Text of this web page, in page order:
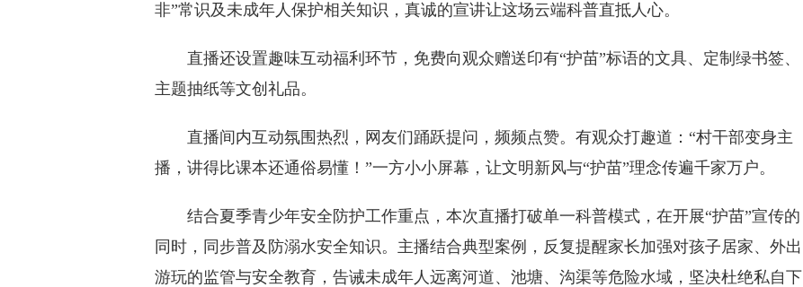
非”常识及未成年人保护相关知识，真诚的宣讲让这场云端科普直抵人心。
直播还设置趣味互动福利环节，免费向观众赠送印有“护苗”标语的文具、定制绿书签、
主题抽纸等文创礼品。
直播间内互动氛围热烈，网友们踊跃提问，频频点赞。有观众打趣道：“村干部变身主
播，讲得比课本还通俗易懂！”一方小小屏幕，让文明新风与“护苗”理念传遍千家万户。
结合夏季青少年安全防护工作重点，本次直播打破单一科普模式，在开展“护苗”宣传的
同时，同步普及防溺水安全知识。主播结合典型案例，反复提醒家长加强对孩子居家、外出
游玩的监管与安全教育，告诫未成年人远离河道、池塘、沟渠等危险水域，坚决杜绝私自下